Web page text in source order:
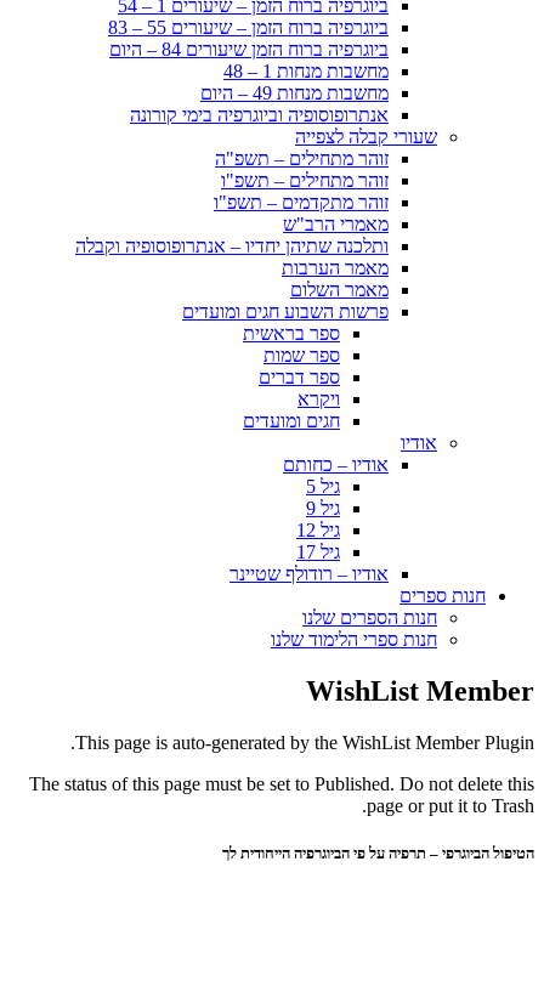
ביוגרפיה ברוח הזמן – שיעורים 1 – 54
ביוגרפיה ברוח הזמן – שיעורים 55 – 83
ביוגרפיה ברוח הזמן שיעורים 84 – היום
מחשבות מנחות 1 – 48
מחשבות מנחות 49 – היום
אנתרופוסופיה וביוגרפיה בימי קורונה
שעורי קבלה לצפייה
זוהר מתחילים – תשפ"ה
זוהר מתחילים – תשפ"ו
זוהר מתקדמים – תשפ"ו
מאמרי הרב"ש
ותלכנה שתיהן יחדיו – אנתרופוסופיה וקבלה
מאמר הערבות
מאמר השלום
פרשות השבוע חגים ומועדים
ספר בראשית
ספר שמות
ספר דברים
ויקרא
חגים ומועדים
אודיו
אודיו – כחותם
גיל 5
גיל 9
גיל 12
גיל 17
אודיו – רודולף שטיינר
חנות ספרים
חנות הספרים שלנו
חנות ספרי הלימוד שלנו
WishList Member
This page is auto-generated by the WishList Member Plugin.
The status of this page must be set to Published. Do not delete this
page or put it to Trash.
הטיפול הביוגרפי – תרפיה על פי הביוגרפיה הייחודית לך